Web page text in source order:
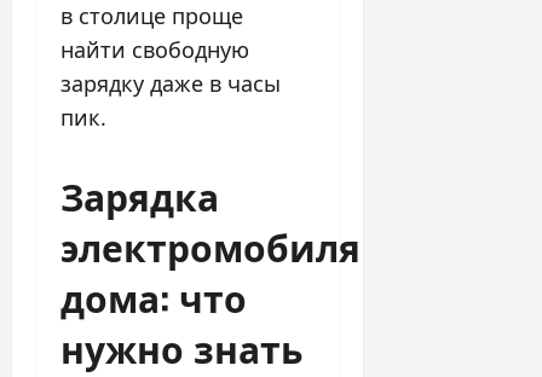
в столице проще
найти свободную
зарядку даже в часы
пик.
Зарядка
электромобиля
дома: что
нужно знать